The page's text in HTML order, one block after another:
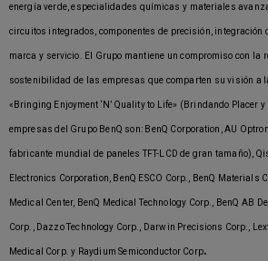
energía verde, especialidades químicas y materiales
circuitos integrados, componentes de precisión, integración
marca y servicio. El Grupo mantiene un compromiso con la
sostenibilidad de las empresas que comparten su visión a
«Bringing Enjoyment ‘N’ Quality to Life» (Brindando Placer
empresas del Grupo BenQ son: BenQ Corporation, AU
fabricante mundial de paneles TFT-LCD de gran tamaño),
Electronics Corporation, BenQ ESCO Corp., BenQ Materials
Medical Center, BenQ Medical Technology Corp., BenQ AB
Corp., Dazzo Technology Corp., Darwin Precisions Corp.,
Medical Corp. y Raydium Semiconductor Corp.